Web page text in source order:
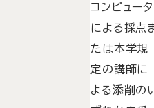
コンピュータ
による採点
たは本学規
定の講師に
よる添削の